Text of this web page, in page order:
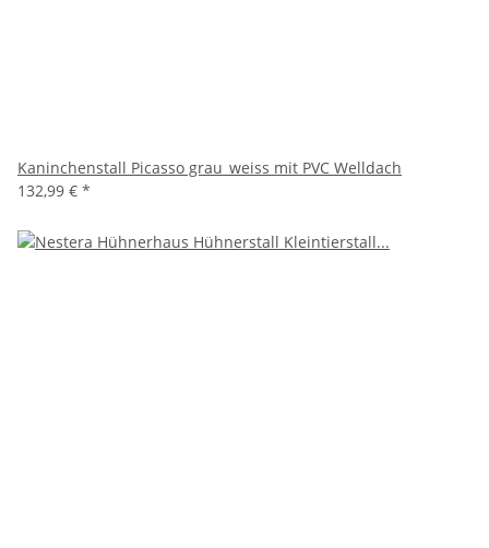
Kaninchenstall Picasso grau_weiss mit PVC Welldach
132,99 € *